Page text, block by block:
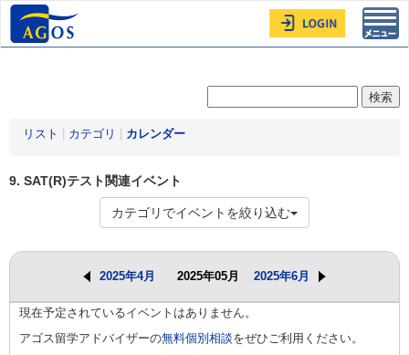
リスト カテゴリ カレンダー
9. SAT(R)テスト関連イベント
カテゴリでイベントを絞り込む
2025年4月 2025年05月 2025年6月
現在予定されているイベントはありません。
アゴス留学アドバイザーの無料個別相談をぜひご利用ください。